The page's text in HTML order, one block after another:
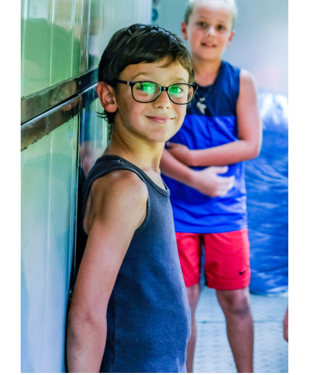
Indonésie »